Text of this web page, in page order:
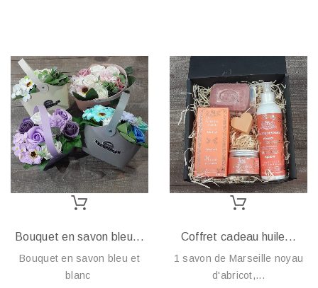
Bouquet en savon bleu...
Bouquet en savon bleu et
blanc
Coffret cadeau huile...
1 savon de Marseille noyau
d'abricot,...